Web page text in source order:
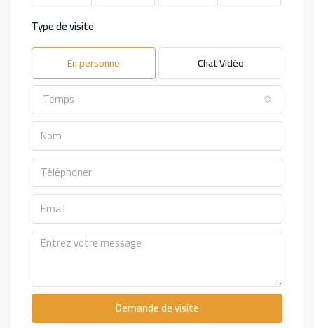
Type de visite
En personne Chat Vidéo
Temps
Demande de visite